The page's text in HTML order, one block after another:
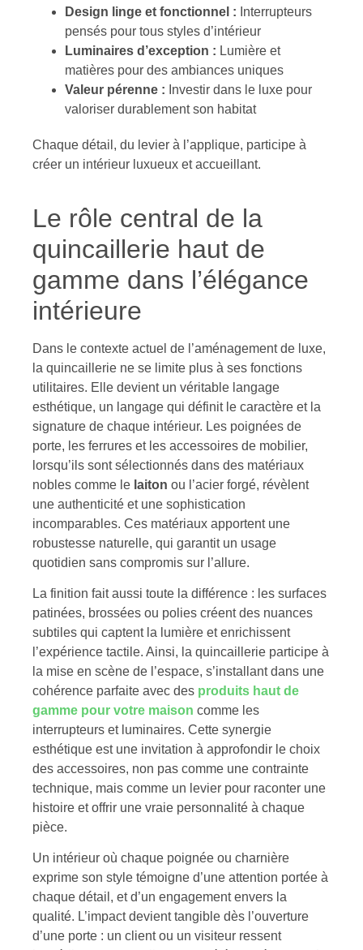
Design linge et fonctionnel : Interrupteurs
pensés pour tous styles d’intérieur
Luminaires d’exception : Lumière et
matières pour des ambiances uniques
Valeur pérenne : Investir dans le luxe pour
valoriser durablement son habitat
Chaque détail, du levier à l’applique, participe à
créer un intérieur luxueux et accueillant.
Le rôle central de la
quincaillerie haut de
gamme dans l’élégance
intérieure
Dans le contexte actuel de l’aménagement de luxe,
la quincaillerie ne se limite plus à ses fonctions
utilitaires. Elle devient un véritable langage
esthétique, un langage qui définit le caractère et la
signature de chaque intérieur. Les poignées de
porte, les ferrures et les accessoires de mobilier,
lorsqu’ils sont sélectionnés dans des matériaux
nobles comme le laiton ou l’acier forgé, révèlent
une authenticité et une sophistication
incomparables. Ces matériaux apportent une
robustesse naturelle, qui garantit un usage
quotidien sans compromis sur l’allure.
La finition fait aussi toute la différence : les surfaces
patinées, brossées ou polies créent des nuances
subtiles qui captent la lumière et enrichissent
l’expérience tactile. Ainsi, la quincaillerie participe à
la mise en scène de l’espace, s’installant dans une
cohérence parfaite avec des produits haut de
gamme pour votre maison comme les
interrupteurs et luminaires. Cette synergie
esthétique est une invitation à approfondir le choix
des accessoires, non pas comme une contrainte
technique, mais comme un levier pour raconter une
histoire et offrir une vraie personnalité à chaque
pièce.
Un intérieur où chaque poignée ou charnière
exprime son style témoigne d’une attention portée à
chaque détail, et d’un engagement envers la
qualité. L’impact devient tangible dès l’ouverture
d’une porte : un client ou un visiteur ressent